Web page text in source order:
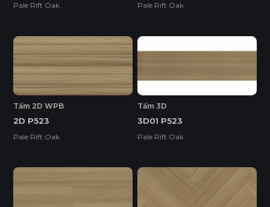
Pale Rift Oak Pale Rift Oak
Tấm 2D WPB
2D P523
Pale Rift Oak
Tấm 3D
3D01 P523
Pale Rift Oak